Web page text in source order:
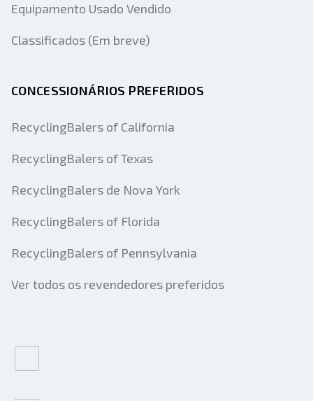
Equipamento Usado Vendido
Classificados (Em breve)
CONCESSIONÁRIOS PREFERIDOS
RecyclingBalers of California
RecyclingBalers of Texas
RecyclingBalers de Nova York
RecyclingBalers of Florida
RecyclingBalers of Pennsylvania
Ver todos os revendedores preferidos